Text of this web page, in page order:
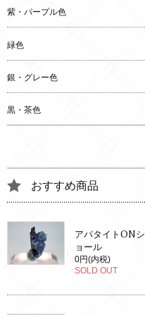
紫・パープル色
緑色
銀・グレー色
黒・茶色
おすすめ商品
アパタイトONシ
ョール
0円(内税)
SOLD OUT